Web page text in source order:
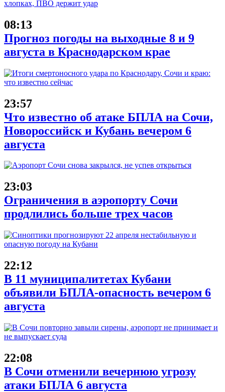
08:13
Прогноз погоды на выходные 8 и 9
августа в Краснодарском крае
23:57
Что известно об атаке БПЛА на Сочи,
Новороссийск и Кубань вечером 6
августа
23:03
Ограничения в аэропорту Сочи
продлились больше трех часов
22:12
В 11 муниципалитетах Кубани
объявили БПЛА-опасность вечером 6
августа
22:08
В Сочи отменили вечернюю угрозу
атаки БПЛА 6 августа